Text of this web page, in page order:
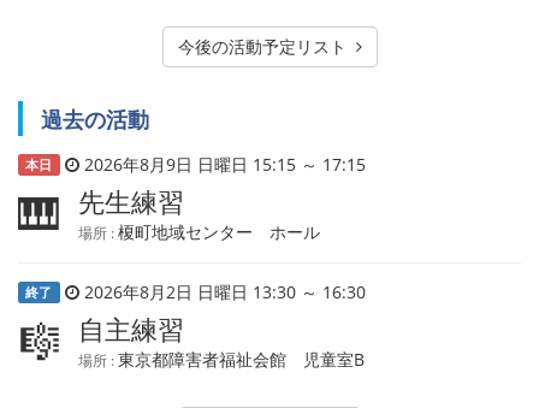
今後の活動予定リスト
過去の活動
本日 2026年8月9日 日曜日 15:15 ～ 17:15
🎹 先生練習
場所 :榎町地域センター ホール
終了 2026年8月2日 日曜日 13:30 ～ 16:30
🎼 自主練習
場所 :東京都障害者福祉会館 児童室B